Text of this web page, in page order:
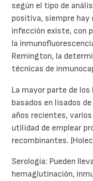
según el tipo de
positiva, siempre hay
infección existe, con
la
Remington, la
técnicas de
La mayor parte de
basados en lisados
años recientes,
utilidad de emplear
recombinantes.
Serología: Pueden
hemaglutinación,